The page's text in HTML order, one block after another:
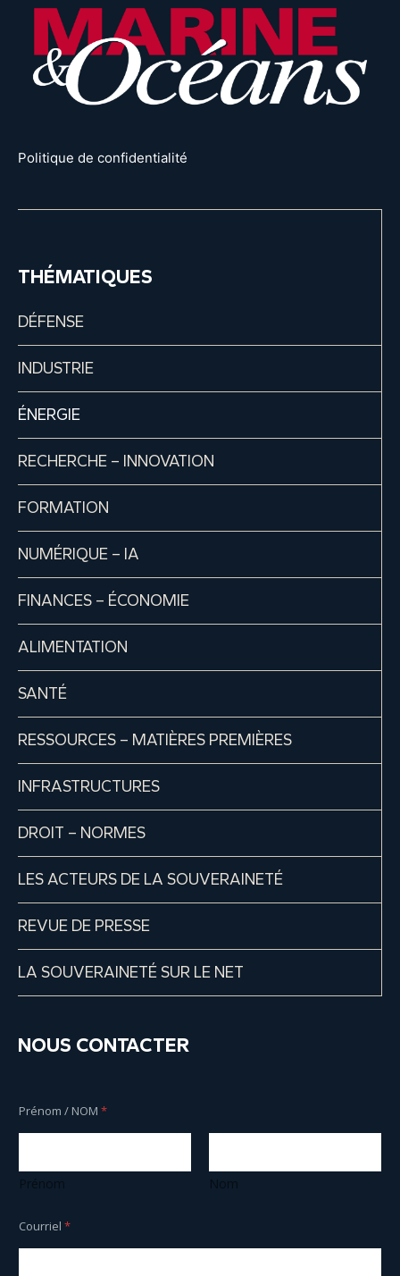
Politique de confidentialité
THÉMATIQUES
DÉFENSE
INDUSTRIE
ÉNERGIE
RECHERCHE – INNOVATION
FORMATION
NUMÉRIQUE – IA
FINANCES – ÉCONOMIE
ALIMENTATION
SANTÉ
RESSOURCES – MATIÈRES PREMIÈRES
INFRASTRUCTURES
DROIT – NORMES
LES ACTEURS DE LA SOUVERAINETÉ
REVUE DE PRESSE
LA SOUVERAINETÉ SUR LE NET
NOUS CONTACTER
Prénom / NOM *
Courriel *